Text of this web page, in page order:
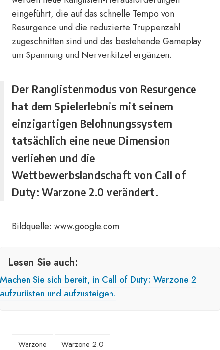
eingeführt, die auf das schnelle Tempo von
Resurgence und die reduzierte Truppenzahl
zugeschnitten sind und das bestehende Gameplay
um Spannung und Nervenkitzel ergänzen.
Der Ranglistenmodus von Resurgence
hat dem Spielerlebnis mit seinem
einzigartigen Belohnungssystem
tatsächlich eine neue Dimension
verliehen und die
Wettbewerbslandschaft von Call of
Duty: Warzone 2.0 verändert.
Bildquelle: www.google.com
Lesen Sie auch:
Machen Sie sich bereit, in Call of Duty: Warzone 2
aufzurüsten und aufzusteigen.
Warzone Warzone 2.0